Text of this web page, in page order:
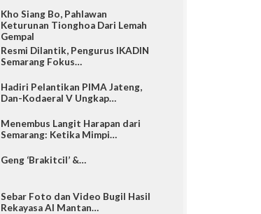
Kho Siang Bo, Pahlawan
Keturunan Tionghoa Dari Lemah
Gempal
Resmi Dilantik, Pengurus IKADIN
Semarang Fokus…
Hadiri Pelantikan PIMA Jateng,
Dan-Kodaeral V Ungkap…
Menembus Langit Harapan dari
Semarang: Ketika Mimpi…
Geng ‘Brakitcil’ &…
Sebar Foto dan Video Bugil Hasil
Rekayasa AI Mantan…